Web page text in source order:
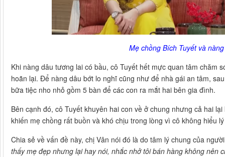
Mẹ chồng Bích Tuyết và
Khi nàng dâu tương lai có bầu, cô Tuyết hết mực quan tâm chăm
hoãn lại. Để nàng dâu bớt lo nghĩ cũng như để nhà gái an tâm,
bữa tiệc nho nhỏ gồm 5 bàn để các con ra mắt hai bên gia đình.
Bên cạnh đó, cô Tuyết khuyên hai con về ở chung nhưng cả hai
khiến mẹ chồng rất buồn và khó chịu trong lòng vì cô không hiểu
Chia sẻ về vấn đề này, chị Vân nói đó là do tâm lý chung của
thấy mẹ đẹp nhưng lại hay nói, nhắc nhở tôi bán hàng không nên